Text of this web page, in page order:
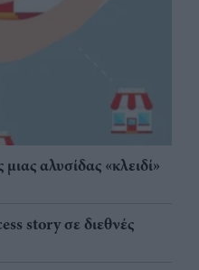
αλυσίδας «κλειδί»
story σε διεθνές